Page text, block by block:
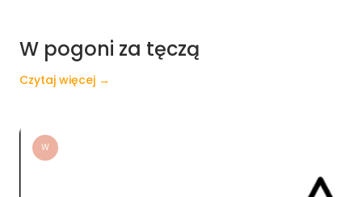
W pogoni za tęczą
Czytaj więcej →
W